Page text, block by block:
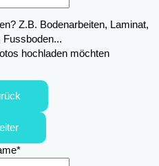
Z.B. Bodenarbeiten, Laminat,
Fussboden...
hochladen möchten
*